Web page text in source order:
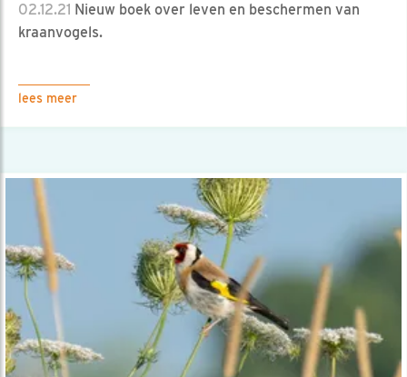
02.12.21 Nieuw boek over leven en beschermen van
kraanvogels.
lees meer